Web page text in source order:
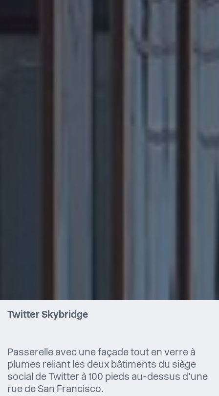
Twitter Skybridge
Passerelle avec une façade tout en verre à
plumes reliant les deux bâtiments du siège
social de Twitter à 100 pieds au-dessus d’une
rue de San Francisco.